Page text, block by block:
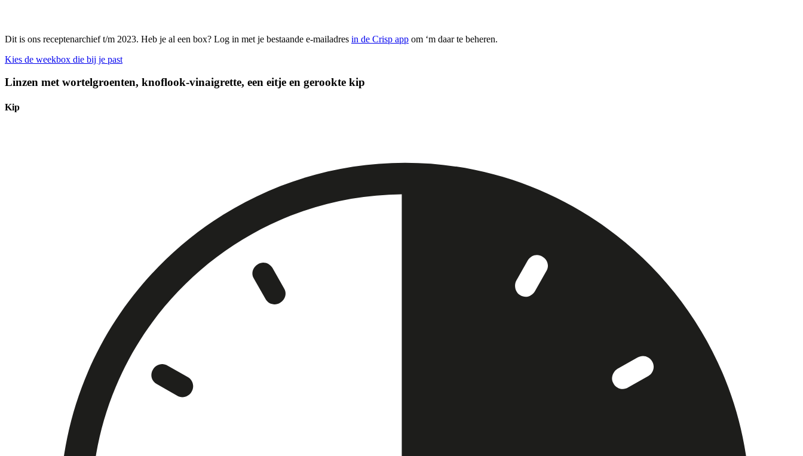
Dit is ons receptenarchief t/m 2023. Heb je al een box? Log in met je bestaande e-mailadres in de Crisp app om ‘m daar te beheren.
Kies de weekbox die bij je past
Linzen met wortelgroenten, knoflook-vinaigrette, een eitje en gerookte kip
Kip